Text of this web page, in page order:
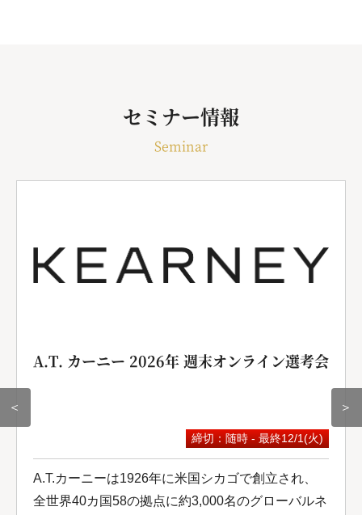
セミナー情報
Seminar
＜
A.T. カーニー 2026年 週末オンライン選考会
締切：随時 - 最終12/1(火)
A.T.カーニーは1926年に米国シカゴで創立され、
全世界40カ国58の拠点に約3,000名のグローバルネ
＞